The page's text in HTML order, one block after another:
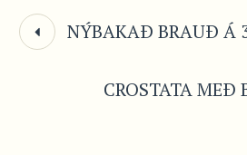
NÝBAKAÐ BRAUÐ Á
CROSTATA MEÐ